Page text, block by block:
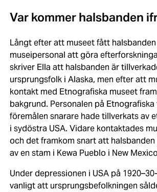
Var kommer halsbanden
Långt efter att museet fått
museipersonal att göra
skriver Ella att halsbanden är
ursprungsfolk i Alaska, men efter att
kontakt med Etnografiska museet
bakgrund. Personalen på
föremålen snarare hade tillverkats av
i sydöstra USA. Vidare kontaktades
och det framkom snart att
av en stam i Kewa Pueblo i New
Under depressionen i USA på
vanligt att ursprungsbefolkningen